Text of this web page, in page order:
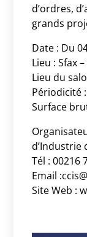
d’ordres,
grands
Date : Du
Lieu : Sfax –
Lieu du
Périodicité
Surface
d’Industrie
Tél : 00216
Email
Site Web :